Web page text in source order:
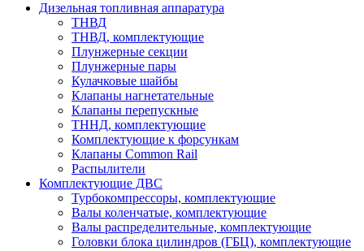
Дизельная топливная аппаратура
ТНВД
ТНВД, комплектующие
Плунжерные секции
Плунжерные пары
Кулачковые шайбы
Клапаны нагнетательные
Клапаны перепускные
ТННД, комплектующие
Комплектующие к форсункам
Клапаны Common Rail
Распылители
Комплектующие ДВС
Турбокомпрессоры, комплектующие
Валы коленчатые, комплектующие
Валы распределительные, комплектующие
Головки блока цилиндров (ГБЦ), комплектующие